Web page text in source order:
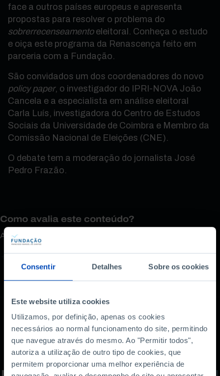
Consentir Detalhes Sobre os cookies
Este website utiliza cookies
Utilizamos, por definição, apenas os cookies
necessários ao normal funcionamento do site, permitindo
que navegue através do mesmo. Ao "Permitir todos",
autoriza a utilização de outro tipo de cookies, que
permitem proporcionar uma melhor experiência de
face a outros países europeus e apresenta
propostas para resolver o problema do
sobrerrecenseamento eleitoral. Conheça o estudo
e oiça este programa da Renascença feito em
parceria com a Fundação.
São convidados um dos coordenadores do novo
policy paper, o investigador do IPRI-NOVA João
Cancela e a especialista em análise eleitoral
Carla Luís, investigadora do Centro de Estudos
Sociais da Universidade de Coimbra e Membro da
Comissão Nacional de Eleições (CNE).
O debate tem a moderação do jornalista José
Pedro Frazão.
Como avalia este conteúdo?
A sua opinião é importante.
Também lhe pode
interessar